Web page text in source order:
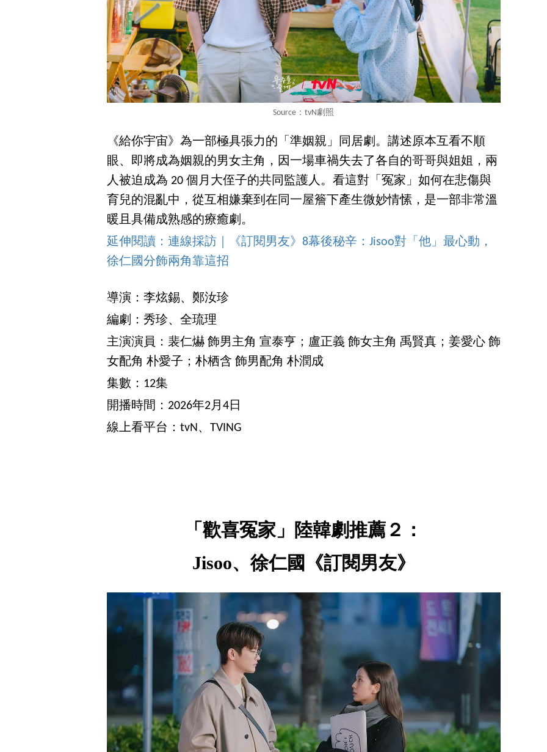
Source：tvN劇照
《給你宇宙》為一部極具張力的「準姻親」同居劇。講述原本互看不順
眼、即將成為姻親的男女主角，因一場車禍失去了各自的哥哥與姐姐，兩
人被迫成為 20 個月大侄子的共同監護人。看這對「冤家」如何在悲傷與
育兒的混亂中，從互相嫌棄到在同一屋簷下產生微妙情愫，是一部非常溫
暖且具備成熟感的療癒劇。
延伸閱讀：連線採訪｜《訂閱男友》8幕後秘辛：Jisoo對「他」最心動，
徐仁國分飾兩角靠這招
導演：李炫錫、鄭汝珍
編劇：秀珍、全琉理
主演演員：裴仁爀 飾男主角 宣泰亨；盧正義 飾女主角 禹賢真；姜愛心 飾
女配角 朴愛子；朴栖含 飾男配角 朴潤成
集數：12集
開播時間：2026年2月4日
線上看平台：tvN、TVING
「歡喜冤家」陸韓劇推薦２：
Jisoo、徐仁國《訂閱男友》